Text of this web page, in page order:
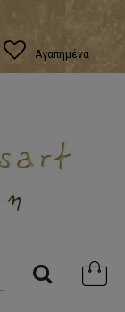
Αγαπημένα